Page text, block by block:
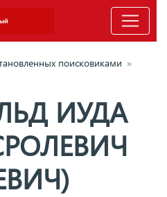
поисковиками »
ИУДА